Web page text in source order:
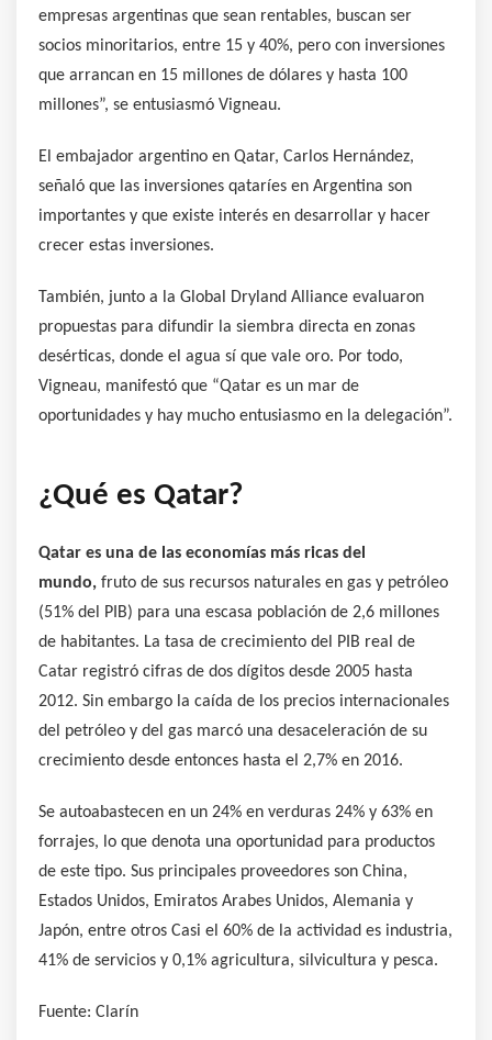
empresas argentinas que sean rentables, buscan ser
socios minoritarios, entre 15 y 40%, pero con inversiones
que arrancan en 15 millones de dólares y hasta 100
millones”, se entusiasmó Vigneau.
El embajador argentino en Qatar, Carlos Hernández,
señaló que las inversiones qataríes en Argentina son
importantes y que existe interés en desarrollar y hacer
crecer estas inversiones.
También, junto a la Global Dryland Alliance evaluaron
propuestas para difundir la siembra directa en zonas
desérticas, donde el agua sí que vale oro. Por todo,
Vigneau, manifestó que “Qatar es un mar de
oportunidades y hay mucho entusiasmo en la delegación”.
¿Qué es Qatar?
Qatar es una de las economías más ricas del
mundo, fruto de sus recursos naturales en gas y petróleo
(51% del PIB) para una escasa población de 2,6 millones
de habitantes. La tasa de crecimiento del PIB real de
Catar registró cifras de dos dígitos desde 2005 hasta
2012. Sin embargo la caída de los precios internacionales
del petróleo y del gas marcó una desaceleración de su
crecimiento desde entonces hasta el 2,7% en 2016.
Se autoabastecen en un 24% en verduras 24% y 63% en
forrajes, lo que denota una oportunidad para productos
de este tipo. Sus principales proveedores son China,
Estados Unidos, Emiratos Arabes Unidos, Alemania y
Japón, entre otros Casi el 60% de la actividad es industria,
41% de servicios y 0,1% agricultura, silvicultura y pesca.
Fuente: Clarín